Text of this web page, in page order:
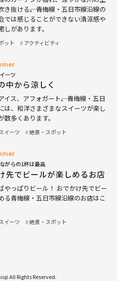
き抜ける――。青梅線・五日市線沿線の
では感じることができない清涼感や
しがあります。
ット アクティビティ
ーツ
中から涼しく
イス、アフォガート――。青梅線・五日
は、和洋さまざまなスイーツが楽し
数多くあります。
イーツ 絶景・スポット
がらの1杯は最高
先でビールが楽しめるお店
やっぱりビール！ おでかけ先でビー
る青梅線・五日市線沿線のお店はこ
イーツ 絶景・スポット
All Rights Reserved.